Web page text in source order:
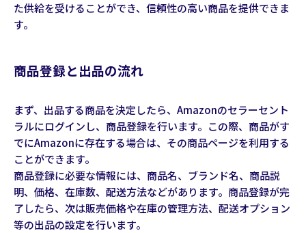
た供給を受けることができ、信頼性の高い商品を提供できま
す。
商品登録と出品の流れ
まず、出品する商品を決定したら、Amazonのセラーセント
ラルにログインし、商品登録を行います。この際、商品がす
でにAmazonに存在する場合は、その商品ページを利用する
ことができます。
商品登録に必要な情報には、商品名、ブランド名、商品説
明、価格、在庫数、配送方法などがあります。商品登録が完
了したら、次は販売価格や在庫の管理方法、配送オプション
等の出品の設定を行います。